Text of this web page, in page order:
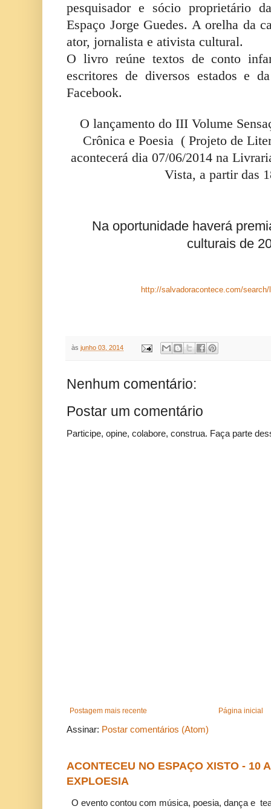
pesquisador e sócio proprietário
Espaço Jorge Guedes. A orelha da
ator, jornalista e ativista cultural.
O livro reúne textos de conto
escritores de diversos estados e
Facebook.
O lançamento do III Volume
Crônica e Poesia ( Projeto de
acontecerá dia 07/06/2014 na
Vista, a partir das
Na oportunidade haverá
culturais de
http://salvadoracontece.com/
às junho 03, 2014
Nenhum comentário:
Postar um comentário
Participe, opine, colabore, construa. Faça parte
Postagem mais recente Página inicial
Assinar: Postar comentários (Atom)
ACONTECEU NO ESPAÇO XISTO - 10
EXPLOESIA
O evento contou com música, poesia, dança e